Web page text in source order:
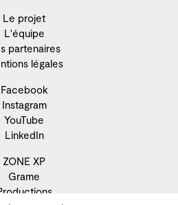
Le projet
L'équipe
partenaires
légales
Facebook
Instagram
YouTube
LinkedIn
ZONE XP
Grame